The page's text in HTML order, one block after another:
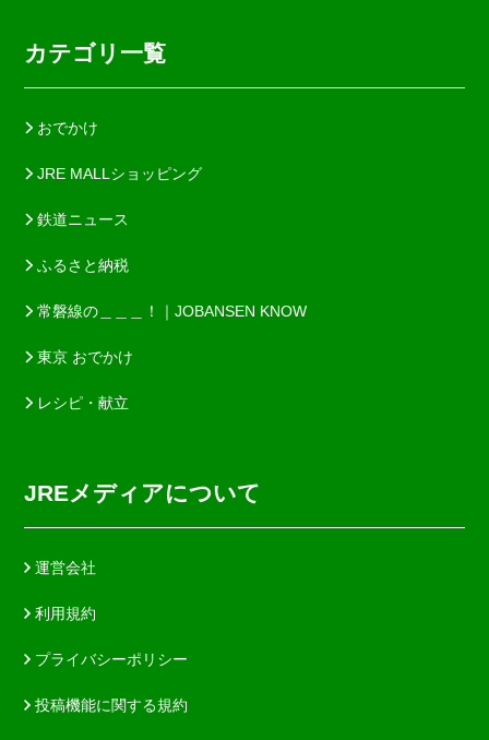
カテゴリ一覧
おでかけ
JRE MALLショッピング
鉄道ニュース
ふるさと納税
常磐線の＿＿＿！｜JOBANSEN KNOW
東京 おでかけ
レシピ・献立
JREメディアについて
運営会社
利用規約
プライバシーポリシー
投稿機能に関する規約